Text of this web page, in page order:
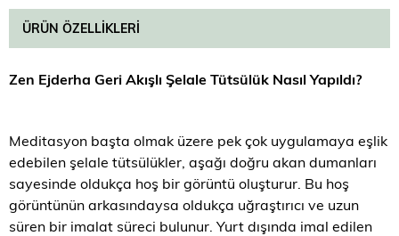
ÜRÜN ÖZELLIKLERI
Zen Ejderha Geri Akışlı Şelale Tütsülük Nasıl Yapıldı?
Meditasyon başta olmak üzere pek çok uygulamaya eşlik
edebilen şelale tütsülükler, aşağı doğru akan dumanları
sayesinde oldukça hoş bir görüntü oluşturur. Bu hoş
görüntünün arkasındaysa oldukça uğraştırıcı ve uzun
süren bir imalat süreci bulunur. Yurt dışında imal edilen